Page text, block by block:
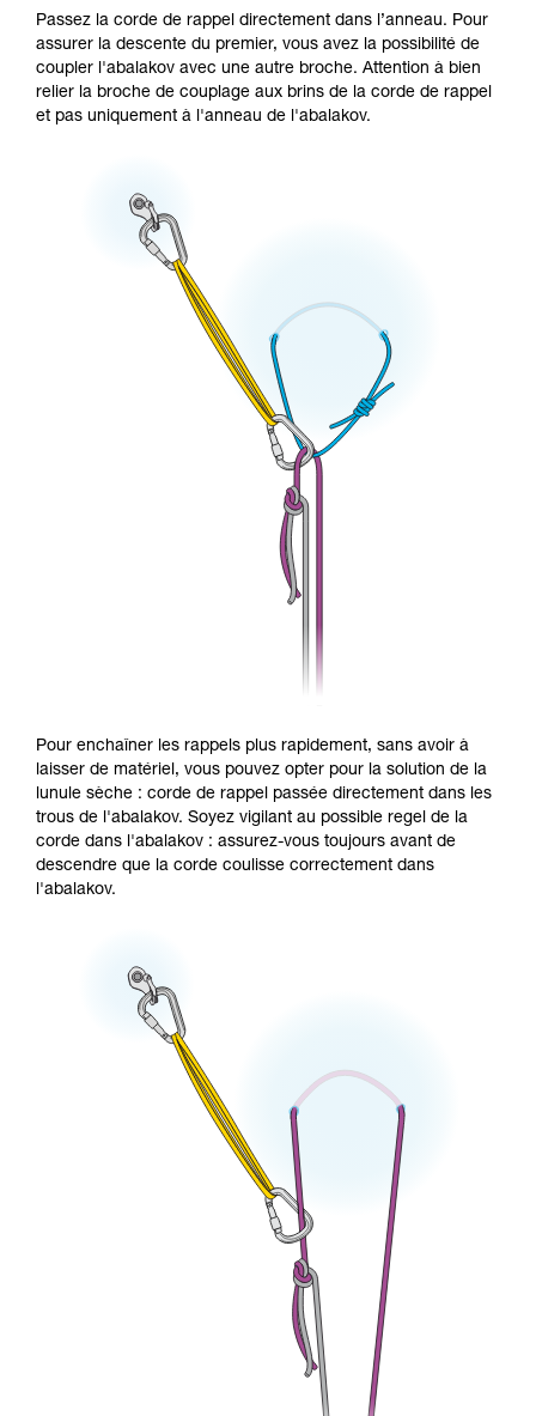
Passez la corde de rappel directement dans l’anneau. Pour
assurer la descente du premier, vous avez la possibilité de
coupler l'abalakov avec une autre broche. Attention à bien
relier la broche de couplage aux brins de la corde de rappel
et pas uniquement à l'anneau de l'abalakov.
Pour enchaîner les rappels plus rapidement, sans avoir à
laisser de matériel, vous pouvez opter pour la solution de la
lunule sèche : corde de rappel passée directement dans les
trous de l'abalakov. Soyez vigilant au possible regel de la
corde dans l'abalakov : assurez-vous toujours avant de
descendre que la corde coulisse correctement dans
l'abalakov.